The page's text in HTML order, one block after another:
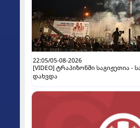
22:05/05-08-2026
[VIDEO] ტრაპიზონში საგიჟეთია -
დახვდა